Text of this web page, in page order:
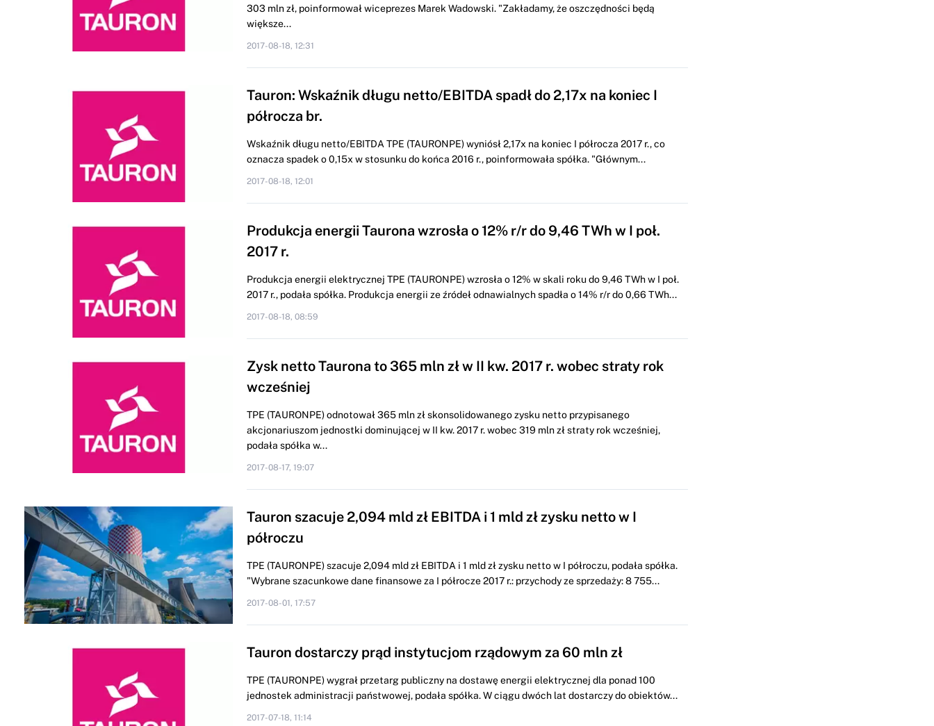
303 mln zł, poinformował wiceprezes Marek Wadowski. "Zakładamy, że oszczędności będą
większe...
2017-08-18, 12:31
Tauron: Wskaźnik długu netto/EBITDA spadł do 2,17x na koniec I
półrocza br.
Wskaźnik długu netto/EBITDA TPE (TAURONPE) wyniósł 2,17x na koniec I półrocza 2017 r., co
oznacza spadek o 0,15x w stosunku do końca 2016 r., poinformowała spółka. "Głównym...
2017-08-18, 12:01
Produkcja energii Taurona wzrosła o 12% r/r do 9,46 TWh w I poł.
2017 r.
Produkcja energii elektrycznej TPE (TAURONPE) wzrosła o 12% w skali roku do 9,46 TWh w I poł.
2017 r., podała spółka. Produkcja energii ze źródeł odnawialnych spadła o 14% r/r do 0,66 TWh...
2017-08-18, 08:59
Zysk netto Taurona to 365 mln zł w II kw. 2017 r. wobec straty rok
wcześniej
TPE (TAURONPE) odnotował 365 mln zł skonsolidowanego zysku netto przypisanego
akcjonariuszom jednostki dominującej w II kw. 2017 r. wobec 319 mln zł straty rok wcześniej,
podała spółka w...
2017-08-17, 19:07
Tauron szacuje 2,094 mld zł EBITDA i 1 mld zł zysku netto w I
półroczu
TPE (TAURONPE) szacuje 2,094 mld zł EBITDA i 1 mld zł zysku netto w I półroczu, podała spółka.
"Wybrane szacunkowe dane finansowe za I półrocze 2017 r.: przychody ze sprzedaży: 8 755...
2017-08-01, 17:57
Tauron dostarczy prąd instytucjom rządowym za 60 mln zł
TPE (TAURONPE) wygrał przetarg publiczny na dostawę energii elektrycznej dla ponad 100
jednostek administracji państwowej, podała spółka. W ciągu dwóch lat dostarczy do obiektów...
2017-07-18, 11:14